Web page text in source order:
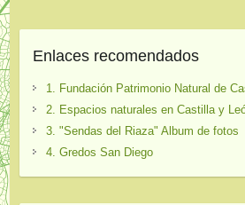
Enlaces recomendados
1. Fundación Patrimonio Natural de
2. Espacios naturales en Castilla y
3. "Sendas del Riaza" Album de fotos
4. Gredos San Diego